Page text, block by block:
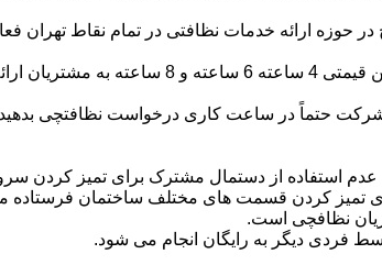
ارائه خدمات نظافتی در تمام نقاط تهران
نظافچی قیمت کاملاً شفاف برای دستمزد نظافتچی مشخص کرده
عدم استفاده از دستمال مشترک برای تمیز کردن
تمیز کردن قسمت های مختلف ساختمان فرستاده
نظافچی است.
فردی دیگر به رایگان انجام می شود.